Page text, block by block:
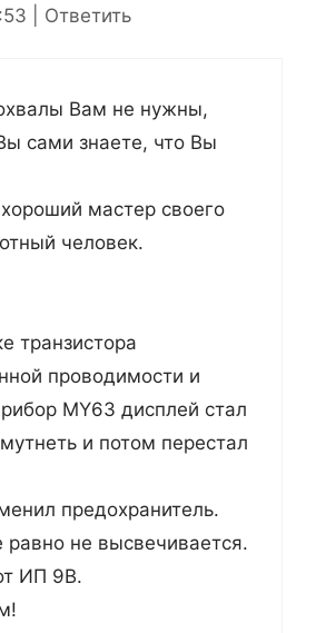
Ответить
Вам не нужны,
сами знаете, что Вы
мастер своего
человек.
транзистора
проводимости и
MY63 дисплей стал
и потом перестал
предохранитель.
равно не высвечивается.
ИП 9В.